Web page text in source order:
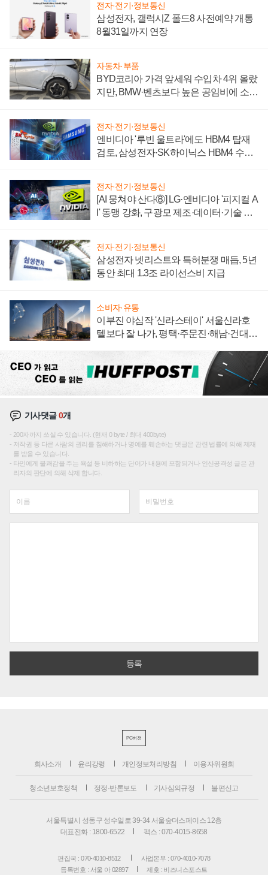
전자·전기·정보통신
삼성전자, 갤럭시Z 폴드8 사전예약 개통
8월31일까지 연장
자동차·부품
BYD코리아 가격 앞세워 수입차 4위 올랐
지만, BMW·벤츠보다 높은 공임비에 소비
전자·전기·정보통신
엔비디아 '루빈 울트라'에도 HBM4 탑재
검토, 삼성전자·SK하이닉스 HBM4 수율
전자·전기·정보통신
[AI 뭉쳐야 산다⑧] LG·엔비디아 '피지컬 A
I' 동맹 강화, 구광모 제조·데이터·기술 결
전자·전기·정보통신
삼성전자 넷리스트와 특허분쟁 매듭, 5년
동안 최대 1.3조 라이선스비 지급
소비자·유통
이부진 야심작 '신라스테이' 서울신라호
텔보다 잘 나가, 평택·주문진·해남·건대로
기사댓글0개
200자까지 쓰실 수 있습니다. (현재 0 byte / 최대 400byte)
저작권 등 다른 사람의 권리를 침해하거나 명예를 훼손하는 댓글은 관련 법률에 의해 제재
를 받을 수 있습니다.
타인에게 불쾌감을 주는 욕설 등 비하하는 단어가 내용에 포함되거나 인신공격성 글은 관
리자의 판단에 의해 삭제 합니다.
PC버전
회사소개 윤리강령 개인정보처리방침 이용자위원회
청소년보호정책 정정·반론보도 기사심의규정 불편신고
서울특별시 성동구 성수일로 39-34 서울숲더스페이스 12층
대표전화 : 1800-6522
팩스 : 070-4015-8658
편집국 : 070-4010-8512
사업본부 : 070-4010-7078
등록번호 : 서울 아 02897
제호 : 비즈니스포스트